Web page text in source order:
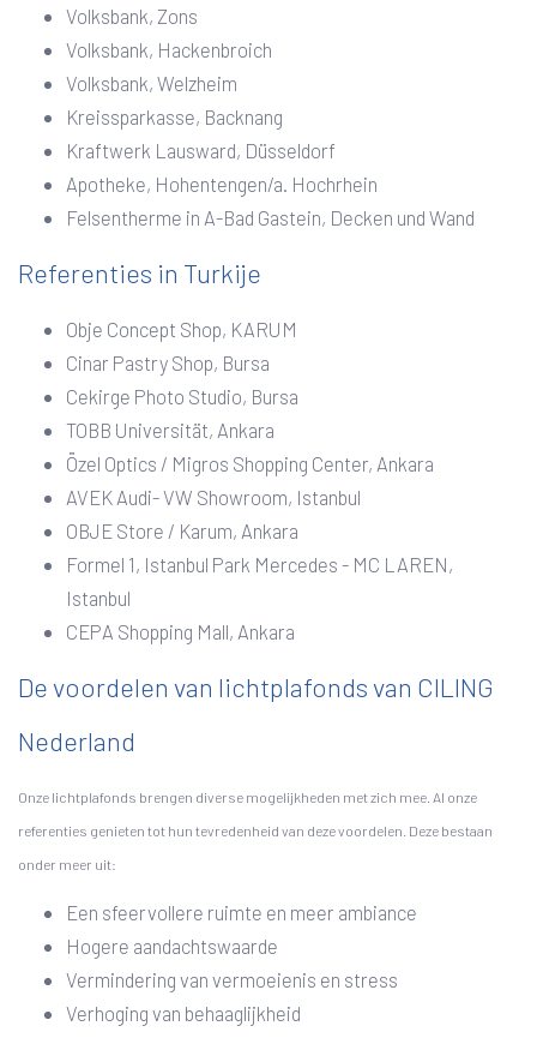
Volksbank, Zons
Volksbank, Hackenbroich
Volksbank, Welzheim
Kreissparkasse, Backnang
Kraftwerk Lausward, Düsseldorf
Apotheke, Hohentengen/a. Hochrhein
Felsentherme in A-Bad Gastein, Decken und Wand
Referenties in Turkije
Obje Concept Shop, KARUM
Cinar Pastry Shop, Bursa
Cekirge Photo Studio, Bursa
TOBB Universität, Ankara
Özel Optics / Migros Shopping Center, Ankara
AVEK Audi- VW Showroom, Istanbul
OBJE Store / Karum, Ankara
Formel 1, Istanbul Park Mercedes - MC LAREN,
Istanbul
CEPA Shopping Mall, Ankara
De voordelen van lichtplafonds van CILING
Nederland
Onze lichtplafonds brengen diverse mogelijkheden met zich mee. Al onze
referenties genieten tot hun tevredenheid van deze voordelen. Deze bestaan
onder meer uit:
Een sfeervollere ruimte en meer ambiance
Hogere aandachtswaarde
Vermindering van vermoeienis en stress
Verhoging van behaaglijkheid